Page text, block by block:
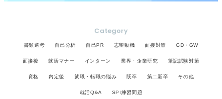
Category
書類選考 自己分析 自己PR 志望動機 面接対策 GD・GW
面接後 就活マナー インターン 業界・企業研究 筆記試験対策
資格 内定後 就職・転職の悩み 既卒 第二新卒 その他
就活Q&A SPI練習問題